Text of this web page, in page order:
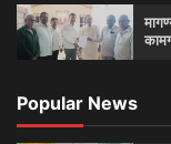
Popular News